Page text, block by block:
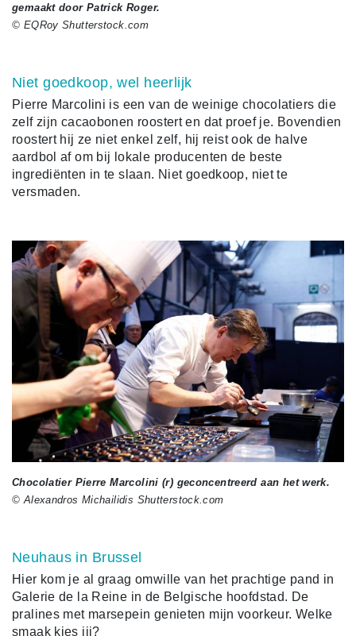
gemaakt door Patrick Roger.
© EQRoy Shutterstock.com
Niet goedkoop, wel heerlijk
Pierre Marcolini is een van de weinige chocolatiers die
zelf zijn cacaobonen roostert en dat proef je. Bovendien
roostert hij ze niet enkel zelf, hij reist ook de halve
aardbol af om bij lokale producenten de beste
ingrediënten in te slaan. Niet goedkoop, niet te
versmaden.
Chocolatier Pierre Marcolini (r) geconcentreerd aan het werk.
© Alexandros Michailidis Shutterstock.com
Neuhaus in Brussel
Hier kom je al graag omwille van het prachtige pand in
Galerie de la Reine in de Belgische hoofdstad. De
pralines met marsepein genieten mijn voorkeur. Welke
smaak kies jij?